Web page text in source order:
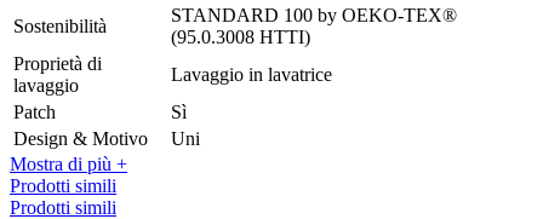
Sostenibilità
STANDARD 100 by OEKO-TEX®
(95.0.3008 HTTI)
Proprietà di
lavaggio
Lavaggio in lavatrice
Patch
Sì
Design & Motivo
Uni
Mostra di più +
Prodotti simili
Prodotti simili